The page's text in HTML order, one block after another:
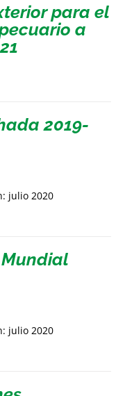
para el
a
2019-
julio 2020
julio 2020